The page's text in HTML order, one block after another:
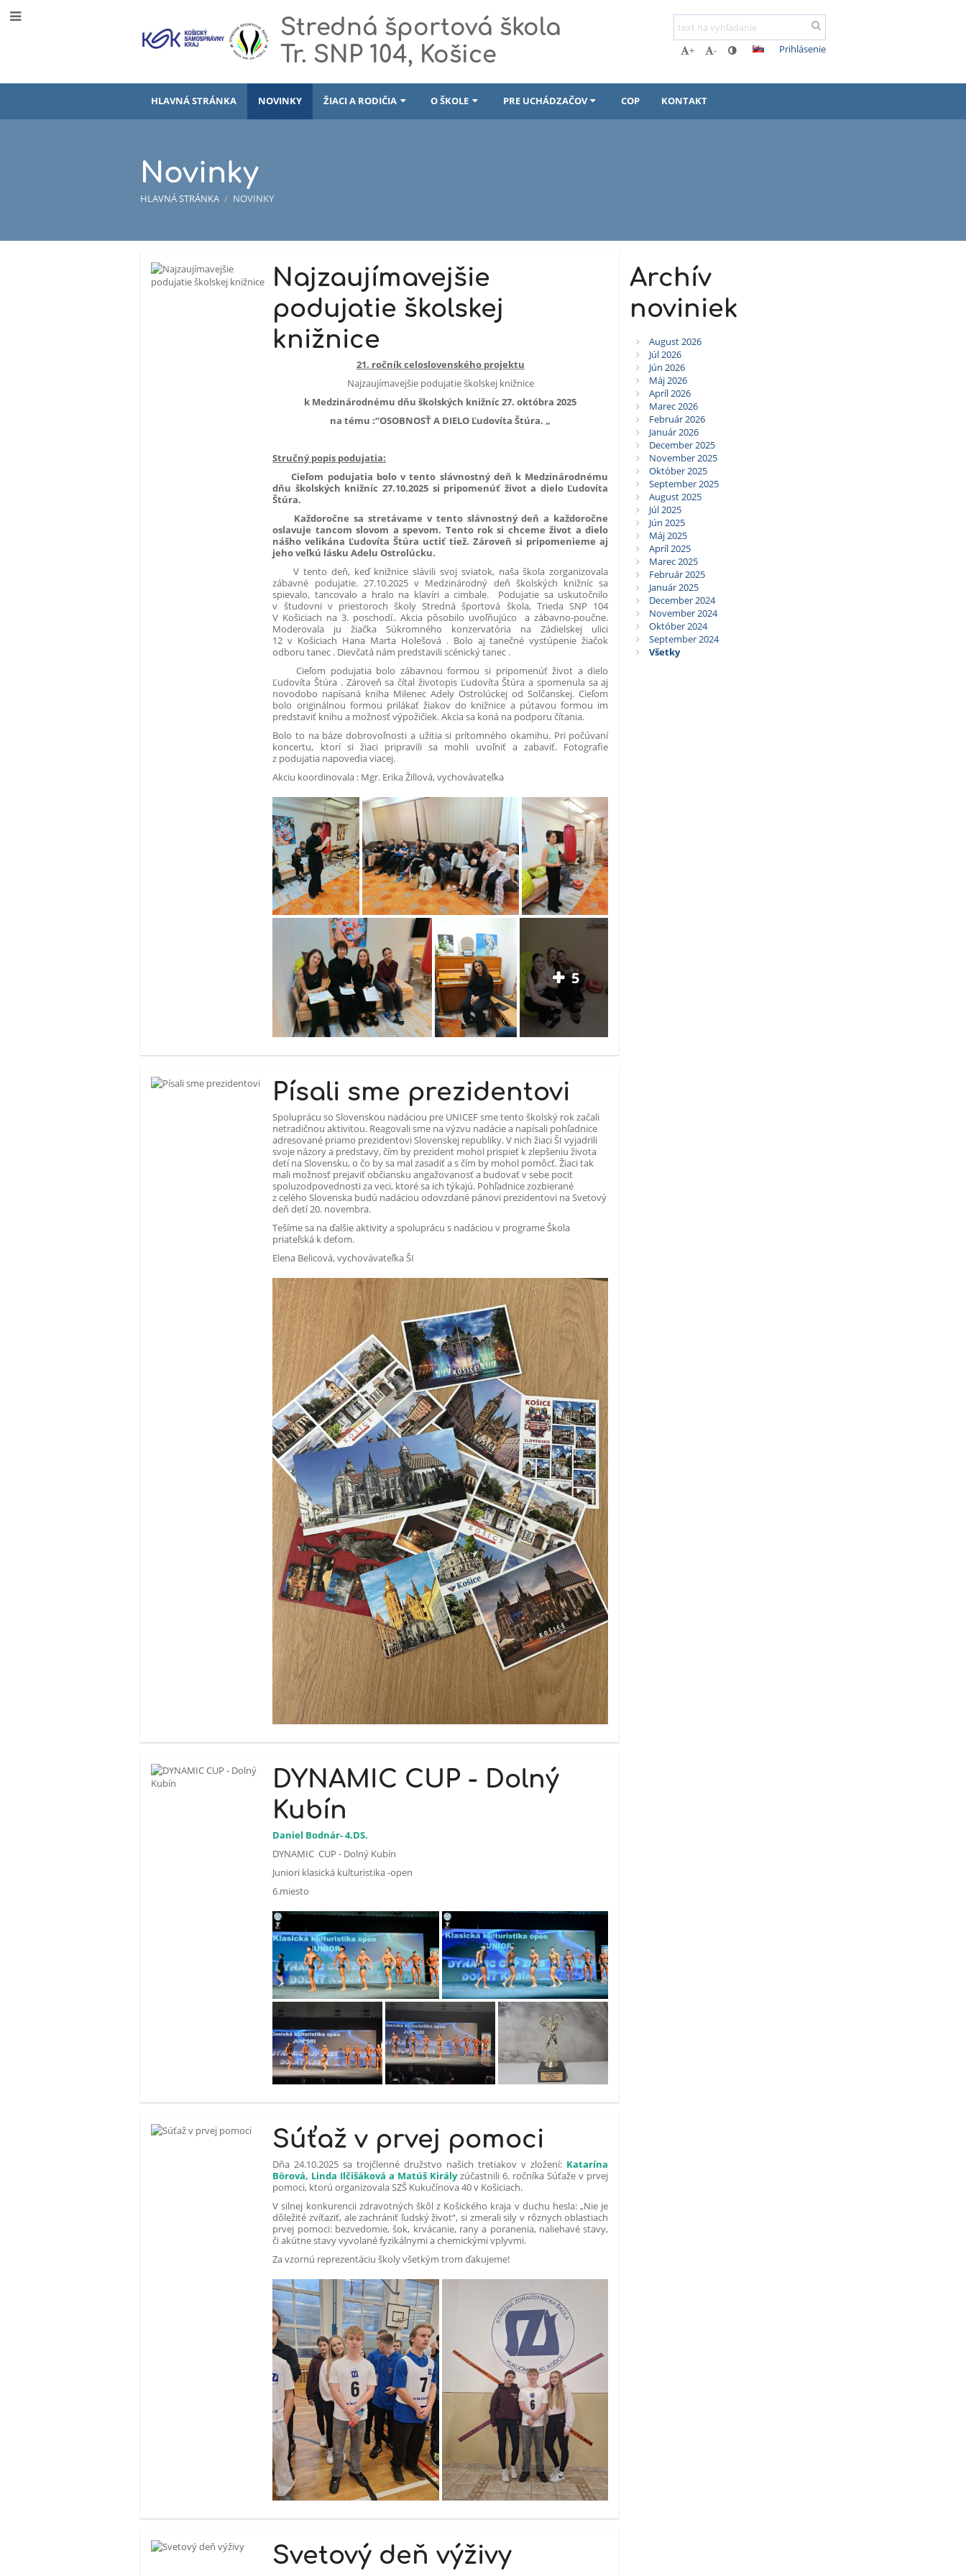
Stredná športová škola
Tr. SNP 104, Košice
+ - Prihlásenie
HLAVNÁ STRÁNKA NOVINKY ŽIACI A RODIČIA O ŠKOLE PRE UCHÁDZAČOV COP KONTAKT
Novinky
HLAVNÁ STRÁNKA / NOVINKY
Novinky
Najzaujímavejšie
podujatie školskej
knižnice
21. ročník celoslovenského projektu
Najzaujímavejšie podujatie školskej knižnice
k Medzinárodnému dňu školských knižníc 27. októbra 2025
na tému :“OSOBNOSŤ A DIELO Ľudovíta Štúra. „
Stručný popis podujatia:
Cieľom podujatia bolo v tento slávnostný deň k Medzinárodnému
dňu školských knižníc 27.10.2025 si pripomenúť život a dielo Ľudovíta
Štúra.
Každoročne sa stretávame v tento slávnostný deň a každoročne
oslavuje tancom slovom a spevom. Tento rok si chceme život a dielo
nášho velikána Ľudovíta Štúra uctiť tiež. Zároveň si pripomenieme aj
jeho veľkú lásku Adelu Ostrolúcku.
V tento deň, keď knižnice slávili svoj sviatok, naša škola zorganizovala
zábavné podujatie. 27.10.2025 v Medzinárodný deň školských knižníc sa
spievalo, tancovalo a hralo na klavíri a cimbale. Podujatie sa uskutočnilo
v študovni v priestoroch školy Stredná športová škola, Trieda SNP 104
V Košiciach na 3. poschodí.. Akcia pôsobilo uvoľňujúco a zábavno-poučne.
Moderovala ju žiačka Súkromného konzervatória na Zádielskej ulici
12 v Košiciach Hana Marta Holešová . Bolo aj tanečné vystúpenie žiačok
odboru tanec . Dievčatá nám predstavili scénický tanec .
Cieľom podujatia bolo zábavnou formou si pripomenúť život a dielo
Ľudovíta Štúra . Zároveň sa čítal životopis Ľudovíta Štúra a spomenula sa aj
novodobo napísaná kniha Milenec Adely Ostrolúckej od Solčanskej. Cieľom
bolo originálnou formou prilákať žiakov do knižnice a pútavou formou im
predstaviť knihu a možnosť výpožičiek. Akcia sa koná na podporu čítania.
Bolo to na báze dobrovoľnosti a užitia si prítomného okamihu. Pri počúvaní
koncertu, ktorí si žiaci pripravili sa mohli uvoľniť a zabaviť. Fotografie
z podujatia napovedia viacej.
Akciu koordinovala : Mgr. Erika Žillová, vychovávateľka
5
Písali sme prezidentovi
Spoluprácu so Slovenskou nadáciou pre UNICEF sme tento školský rok začali
netradičnou aktivitou. Reagovali sme na výzvu nadácie a napísali pohľadnice
adresované priamo prezidentovi Slovenskej republiky. V nich žiaci ŠI vyjadrili
svoje názory a predstavy, čím by prezident mohol prispieť k zlepšeniu života
detí na Slovensku, o čo by sa mal zasadiť a s čím by mohol pomôcť. Žiaci tak
mali možnosť prejaviť občiansku angažovanosť a budovať v sebe pocit
spoluzodpovednosti za veci, ktoré sa ich týkajú. Pohľadnice zozbierané
z celého Slovenska budú nadáciou odovzdané pánovi prezidentovi na Svetový
deň detí 20. novembra.
Tešíme sa na ďalšie aktivity a spoluprácu s nadáciou v programe Škola
priateľská k deťom.
Elena Belicová, vychovávateľka ŠI
DYNAMIC CUP - Dolný
Kubín
Daniel Bodnár- 4.DS.
DYNAMIC CUP - Dolný Kubín
Juniori klasická kulturistika -open
6.miesto
Súťaž v prvej pomoci
Dňa 24.10.2025 sa trojčlenné družstvo našich tretiakov v zložení: Katarína
Börová, Linda Ilčišáková a Matúš Királyzúčastnili 6. ročníka Súťaže v prvej
pomoci, ktorú organizovala SZŠ Kukučínova 40 v Košiciach.
V silnej konkurencii zdravotných škôl z Košického kraja v duchu hesla: „Nie je
dôležité zvíťaziť, ale zachrániť ľudský život“, si zmerali sily v rôznych oblastiach
prvej pomoci: bezvedomie, šok, krvácanie, rany a poranenia, naliehavé stavy,
či akútne stavy vyvolané fyzikálnymi a chemickými vplyvmi.
Za vzornú reprezentáciu školy všetkým trom ďakujeme!
Svetový deň výživy
Archív
noviniek
August 2026
Júl 2026
Jún 2026
Máj 2026
Apríl 2026
Marec 2026
Február 2026
Január 2026
December 2025
November 2025
Október 2025
September 2025
August 2025
Júl 2025
Jún 2025
Máj 2025
Apríl 2025
Marec 2025
Február 2025
Január 2025
December 2024
November 2024
Október 2024
September 2024
Všetky